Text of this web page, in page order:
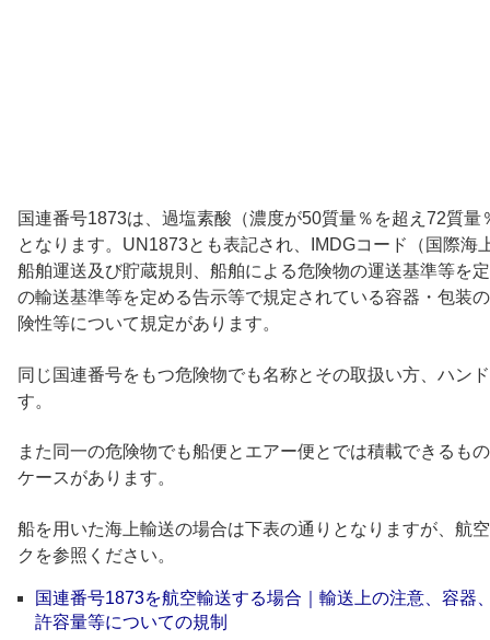
国連番号1873は、過塩素酸（濃度が50質量％を超え72質
となります。UN1873とも表記され、IMDGコード（国際海
船舶運送及び貯蔵規則、船舶による危険物の運送基準等を
の輸送基準等を定める告示等で規定されている容器・包装
険性等について規定があります。
同じ国連番号をもつ危険物でも名称とその取扱い方、ハン
す。
また同一の危険物でも船便とエアー便とでは積載できるも
ケースがあります。
船を用いた海上輸送の場合は下表の通りとなりますが、航
クを参照ください。
国連番号1873を航空輸送する場合｜輸送上の注意、容器
許容量等についての規制